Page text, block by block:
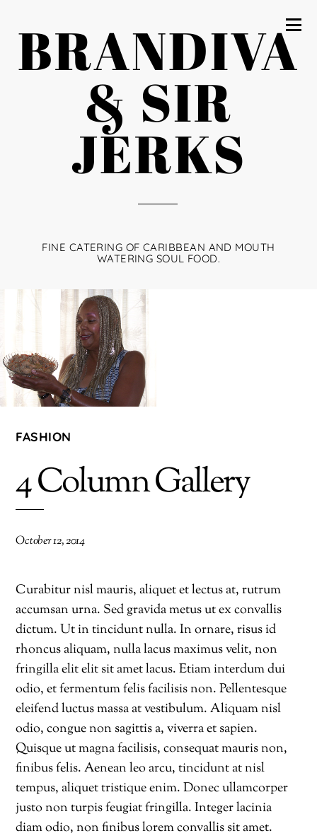
BRANDIVA
& SIR
JERKS
FINE CATERING OF CARIBBEAN AND MOUTH
WATERING SOUL FOOD.
FASHION
4 Column Gallery
October 12, 2014
Curabitur nisl mauris, aliquet et lectus at, rutrum
accumsan urna. Sed gravida metus ut ex convallis
dictum. Ut in tincidunt nulla. In ornare, risus id
rhoncus aliquam, nulla lacus maximus velit, non
fringilla elit elit sit amet lacus. Etiam interdum dui
odio, et fermentum felis facilisis non. Pellentesque
eleifend luctus massa at vestibulum. Aliquam nisl
odio, congue non sagittis a, viverra et sapien.
Quisque ut magna facilisis, consequat mauris non,
finibus felis. Aenean leo arcu, tincidunt at nisl
tempus, aliquet tristique enim. Donec ullamcorper
justo non turpis feugiat fringilla. Integer lacinia
diam odio, non finibus lorem convallis sit amet.